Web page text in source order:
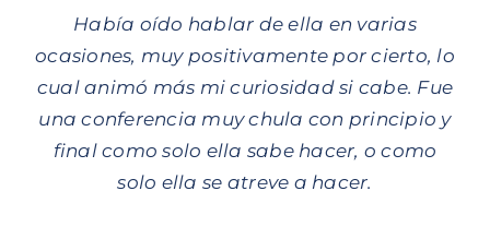
Había oído hablar de ella en varias
ocasiones, muy positivamente por cierto, lo
cual animó más mi curiosidad si cabe. Fue
una conferencia muy chula con principio y
final como solo ella sabe hacer, o como
solo ella se atreve a hacer.